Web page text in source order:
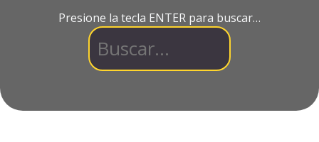
Presione la tecla ENTER para buscar…